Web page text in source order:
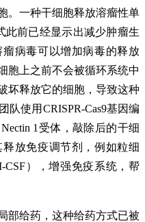
。一种干细胞释放溶瘤性单
此前已经显示出减少肿瘤生
病毒可以增加病毒的释放
胞上之前不会被循环系统中
坏释放它的细胞，导致这种
队使用CRISPR-Cas9基因编
1受体，敲除后的干细
放免疫调节剂，例如粒细
），增强免疫系统，帮
部给药，这种给药方式已被